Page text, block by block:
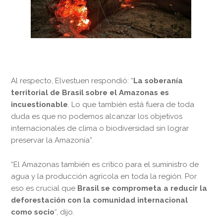
Al respecto, Elvestuen respondió: “La soberanía
territorial de Brasil sobre el Amazonas es
incuestionable. Lo que también está fuera de toda
duda es que no podemos alcanzar los objetivos
internacionales de clima o biodiversidad sin lograr
preservar la Amazonía”.
“El Amazonas también es crítico para el suministro de
agua y la producción agrícola en toda la región. Por
eso es crucial que Brasil se comprometa a reducir la
deforestación con la comunidad internacional
como socio“, dijo.